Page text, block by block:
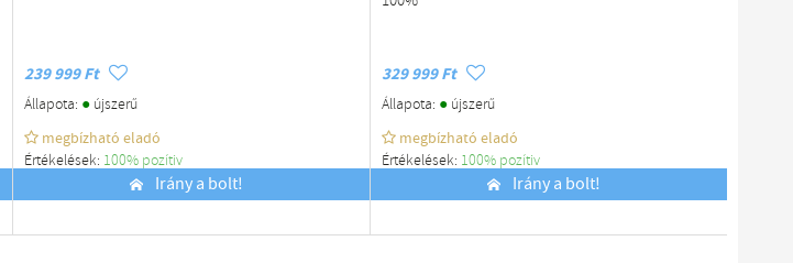
239 999 Ft
Állapota: ●újszerű
megbízható eladó
Értékelések: 100% pozítiv
Irány a bolt!
329 999 Ft
Állapota: ●újszerű
megbízható eladó
Értékelések: 100% pozítiv
Irány a bolt!